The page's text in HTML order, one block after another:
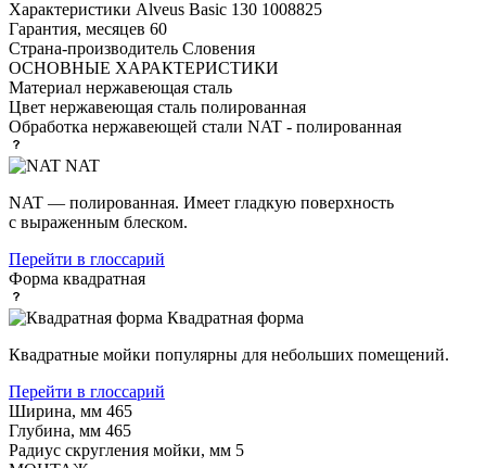
Характеристики Alveus Basic 130 1008825
Гарантия, месяцев 60
Страна-производитель Словения
ОСНОВНЫЕ ХАРАКТЕРИСТИКИ
Материал нержавеющая сталь
Цвет нержавеющая сталь полированная
Обработка нержавеющей стали NAT - полированная
NAT
NAT — полированная. Имеет гладкую поверхность
с выраженным блеском.
Перейти в глоссарий
Форма квадратная
Квадратная форма
Квадратные мойки популярны для небольших помещений.
Перейти в глоссарий
Ширина, мм 465
Глубина, мм 465
Радиус скругления мойки, мм 5